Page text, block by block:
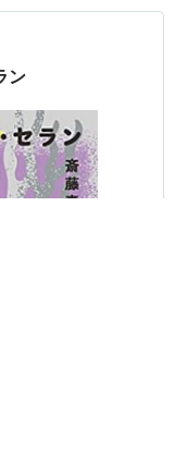
じめて読みまし
セランさん初の
ン